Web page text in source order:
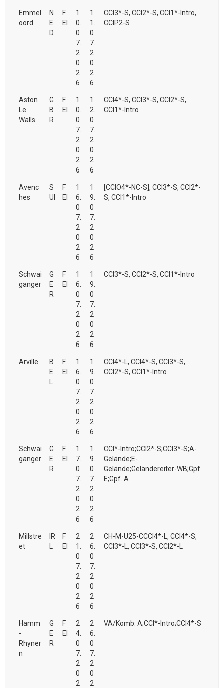
Emmel
oord
N
E
D
F
EI
1
0.
0
7.
2
0
2
6
1
1.
0
7.
2
0
2
6
CCI3*-S, CCI2*-S, CCI1*-Intro,
CCIP2-S
Aston
Le
Walls
G
B
R
F
EI
1
0.
0
7.
2
0
2
6
1
2.
0
7.
2
0
2
6
CCI4*-S, CCI3*-S, CCI2*-S,
CCI1*-Intro
Avenc
hes
S
UI
F
EI
1
6.
0
7.
2
0
2
6
1
9.
0
7.
2
0
2
6
[CCIO4*-NC-S], CCI3*-S, CCI2*-
S, CCI1*-Intro
Schwai
ganger
G
E
R
F
EI
1
6.
0
7.
2
0
2
6
1
9.
0
7.
2
0
2
6
CCI3*-S, CCI2*-S, CCI1*-Intro
Arville
B
E
F
EI
1
6.
0
7.
2
0
2
6
1
9.
0
7.
2
0
2
6
CCI4*-L, CCI4*-S, CCI3*-S,
CCI2*-S, CCI1*-Intro
Schwai
ganger
G
E
R
F
EI
1
7.
0
7.
2
0
2
6
1
9.
0
7.
2
0
2
6
CCI*-Intro;CCI2*-S;CCI3*-S;A-
Gelände;E-
Gelände;Geländereiter-WB;Gpf.
E;Gpf. A
Millstre
et
IR
F
EI
2
1.
0
7.
2
0
2
6
2
6.
0
7.
2
0
2
6
CH-M-U25-CCCI4*-L, CCI4*-S,
CCI3*-L, CCI3*-S, CCI2*-L
Hamm
-
Rhyner
n
G
E
R
F
EI
2
4.
0
7.
2
0
2
2
6.
0
7.
2
0
2
VA/Komb. A;CCI*-Intro;CCI4*-S